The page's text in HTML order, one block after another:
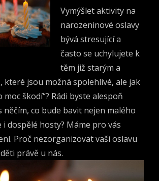
Vymýšlet aktivity na
narozeninové oslavy
bývá stresující a
často se uchylujete k
těm již starým a
které jsou možná spolehlivé, ale jak
moc škodí“? Rádi byste alespoň
něčím, co bude bavit nejen malého
i dospělé hosty? Máme pro vás
Proč nezorganizovat vašioslavu
právě u nás.